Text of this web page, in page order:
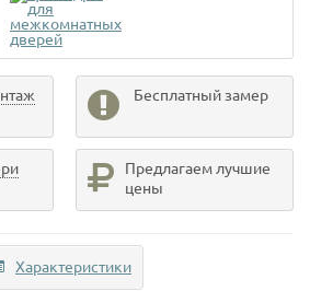
Бесплатный замер
Предлагаем лучшие
цены
Характеристики